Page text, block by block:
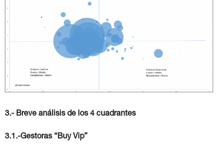
3.- Breve análisis de los 4 cuadrantes
3.1.-Gestoras “Buy Vip”